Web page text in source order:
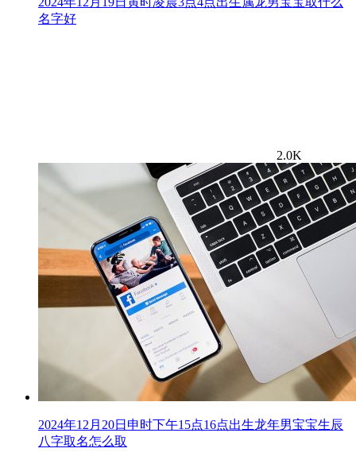
名字好
2.0K
2024年12月20日申时下午15点16点出生龙年男宝宝生辰
八字取名怎么取